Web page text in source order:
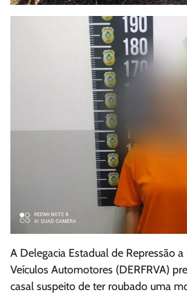
A Delegacia Estadual de Repressão
Veículos Automotores (DERFRVA)
casal suspeito de ter roubado uma